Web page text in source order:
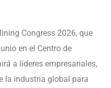
Congress 2026, que
en el Centro de
a líderes empresariales,
la industria global para